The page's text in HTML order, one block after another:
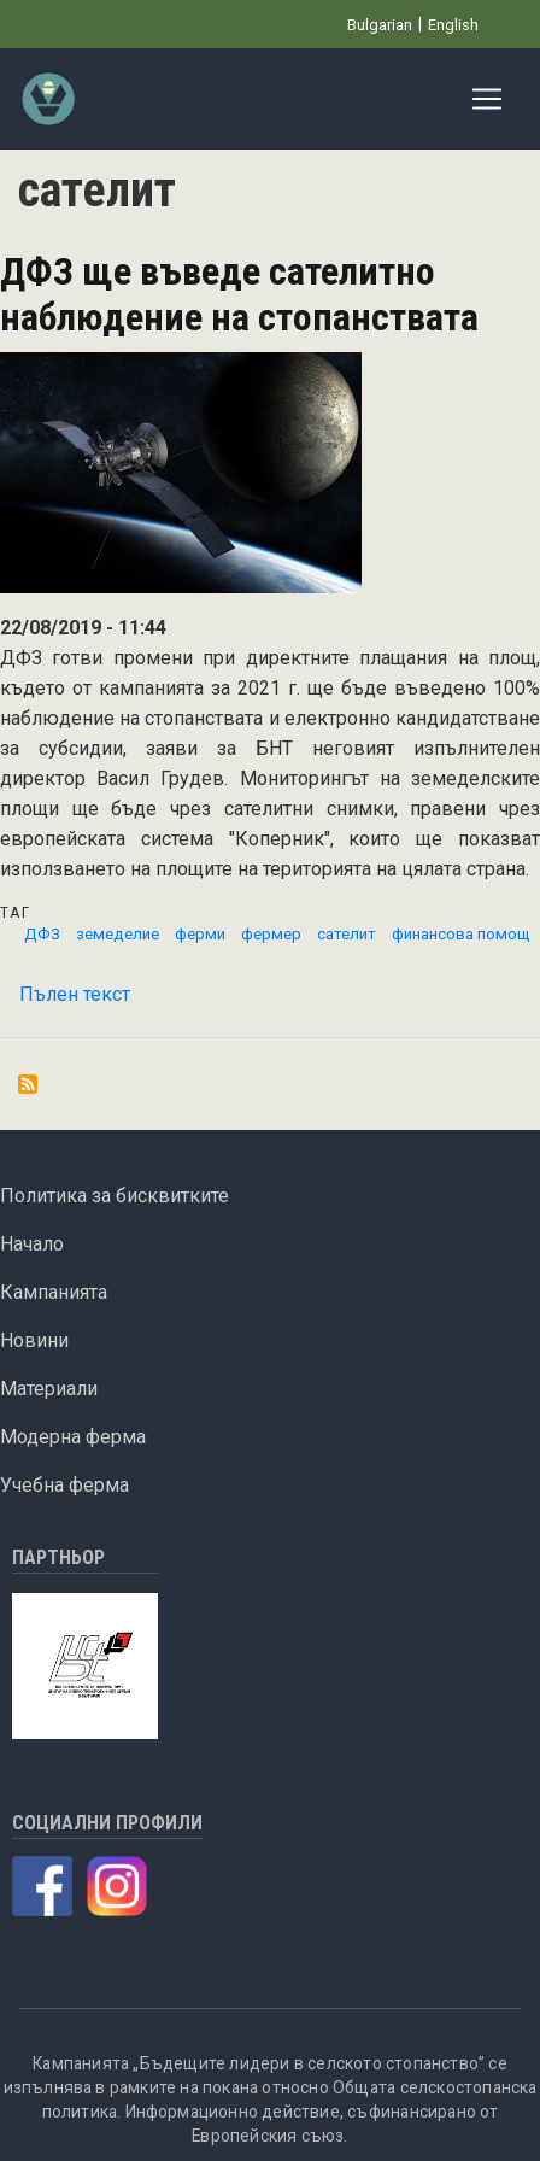
към
Bulgarian English
сателит
ДФЗ ще въведе сателитно
наблюдение на стопанствата
22/08/2019 - 11:44
ДФЗ готви промени при директните плащания на площ,
където от кампанията за 2021 г. ще бъде въведено 100%
наблюдение на стопанствата и електронно кандидатстване
за субсидии, заяви за БНТ неговият изпълнителен
директор Васил Грудев. Мониторингът на земеделските
площи ще бъде чрез сателитни снимки, правени чрез
европейската система "Коперник", които ще показват
използването на площите на територията на цялата страна.
ТАГ
ДФЗ
земеделие ферми фермер сателит финансова помощ
Пълен текст
стопанствата
FOOTER MENU
Политика за бисквитките
ОСНОВНА НАВИГАЦИЯ
Начало
Кампанията
Новини
Материали
Модерна ферма
Учебна ферма
ПАРТНЬОР
СОЦИАЛНИ ПРОФИЛИ
Кампанията „Бъдещите лидери в селското стопанство” се
изпълнява в рамките на покана относно Общата селскостопанска
политика. Информационно действие, съфинансирано от
Европейския съюз.